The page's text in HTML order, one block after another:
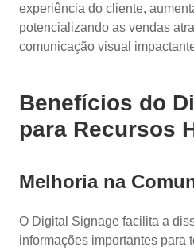
experiência do cliente,
potencializando as vendas
comunicação visual
Benefícios do
para Recursos
Melhoria na
O Digital Signage facilita a
informações importantes para